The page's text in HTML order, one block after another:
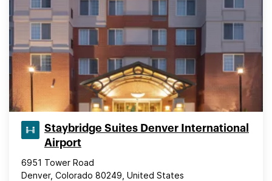
Staybridge Suites Denver International
Airport
6951 Tower Road
Denver, Colorado 80249, United States